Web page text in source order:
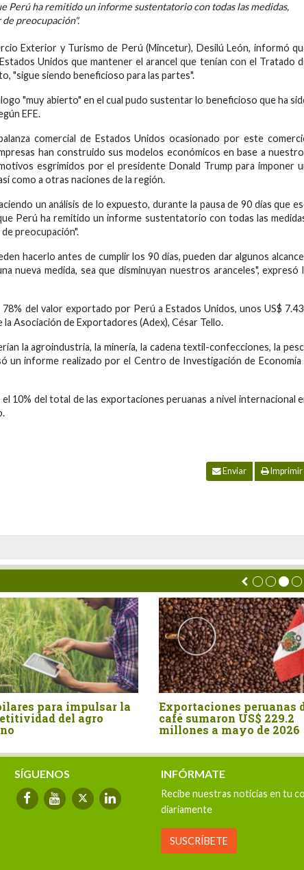
Perú ha remitido un informe sustentatorio con todas las medidas,
preocupación".
Exterior y Turismo de Perú (Mincetur), Desilú León, informó
Unidos que mantener el arancel que tenían con el Tratado
"sigue siendo beneficioso para las partes".
"muy abierto" en el cual pudo sustentar lo beneficioso que ha
EFE.
comercial de Estados Unidos ocasionado por este
han construido sus modelos económicos en base a
esgrimidos por el presidente Donald Trump para imponer
como a otras naciones de la región.
un análisis de lo expuesto, durante la pausa de 90 días que
Perú ha remitido un informe sustentatorio con todas las
preocupación".
hacerlo antes de cumplir los 90 días, pueden dar algunos
nueva medida, sea que disminuyan nuestros aranceles", expresó
del valor exportado por Perú a Estados Unidos, unos US$
Asociación de Exportadores (Adex), César Tello.
la agroindustria, la minería, la cadena textil-confecciones, la
un informe realizado por el Centro de Investigación de Economía
10% del total de las exportaciones peruanas a nivel internacional
Enviar Imprimir
Exportaciones peruanas de
café sumaron US$ 229.2
millones a mayo de 2026
Perú:
crecen 4.9%,
sector partido en
velocidades
SÍGUENOS INFÓRMATE
Recibe nuestras noticias en tu
diariamente
SUSCRÍBETE